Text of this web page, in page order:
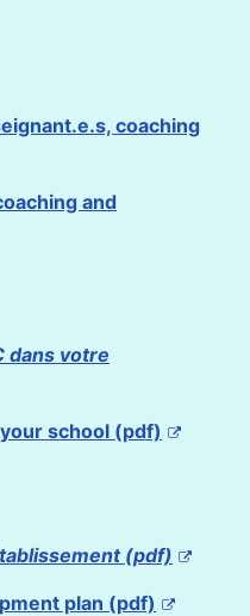
coaching
and
dans votre
school (pdf)
(pdf)
plan (pdf)